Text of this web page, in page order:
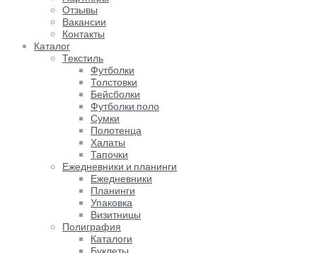
Отзывы
Вакансии
Контакты
Каталог
Текстиль
Футболки
Толстовки
Бейсболки
Футболки поло
Сумки
Полотенца
Халаты
Тапочки
Ежедневники и планинги
Ежедневники
Планинги
Упаковка
Визитницы
Полиграфия
Каталоги
Буклеты